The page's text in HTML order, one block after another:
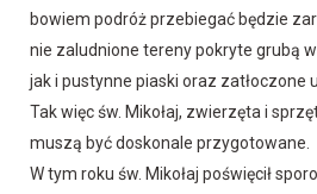
bowiem podróż przebiegać będzie
nie zaludnione tereny pokryte grubą
jak i pustynne piaski oraz zatłoczone
Tak więc św. Mikołaj, zwierzęta i
muszą być doskonale przygotowane.
W tym roku św. Mikołaj poświęcił